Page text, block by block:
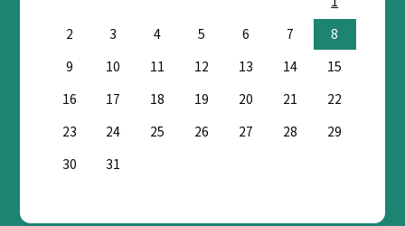
2
3 4 5 6 7
8
9
10 11 12 13 14
15
16
17 18 19 20 21
22
23
24 25 26 27 28
29
30
31